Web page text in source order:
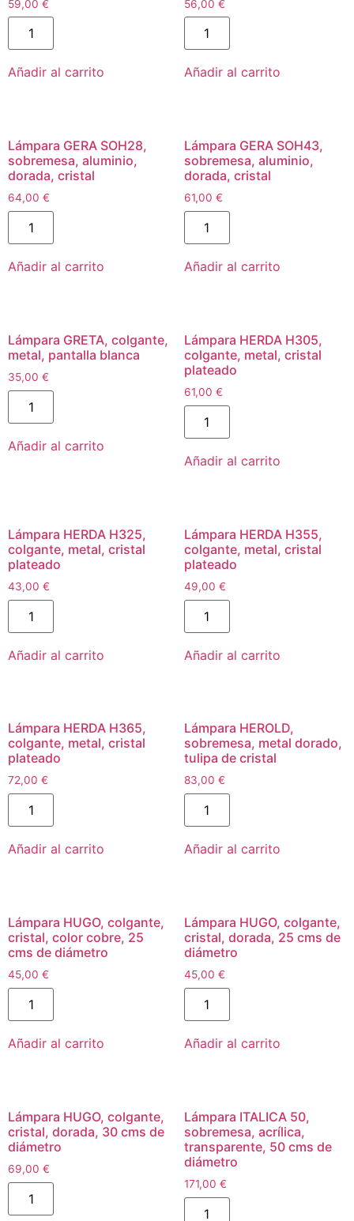
59,00 €
Añadir al carrito
56,00 €
Añadir al carrito
Lámpara GERA SOH28,
sobremesa, aluminio,
dorada, cristal
64,00 €
Añadir al carrito
Lámpara GERA SOH43,
sobremesa, aluminio,
dorada, cristal
61,00 €
Añadir al carrito
Lámpara GRETA, colgante,
metal, pantalla blanca
35,00 €
Añadir al carrito
Lámpara HERDA H305,
colgante, metal, cristal
plateado
61,00 €
Añadir al carrito
Lámpara HERDA H325,
colgante, metal, cristal
plateado
43,00 €
Añadir al carrito
Lámpara HERDA H355,
colgante, metal, cristal
plateado
49,00 €
Añadir al carrito
Lámpara HERDA H365,
colgante, metal, cristal
plateado
72,00 €
Añadir al carrito
Lámpara HEROLD,
sobremesa, metal dorado,
tulipa de cristal
83,00 €
Añadir al carrito
Lámpara HUGO, colgante,
cristal, color cobre, 25
cms de diámetro
45,00 €
Añadir al carrito
Lámpara HUGO, colgante,
cristal, dorada, 25 cms de
diámetro
45,00 €
Añadir al carrito
Lámpara HUGO, colgante,
cristal, dorada, 30 cms de
diámetro
69,00 €
Lámpara ITALICA 50,
sobremesa, acrílica,
transparente, 50 cms de
diámetro
171,00 €